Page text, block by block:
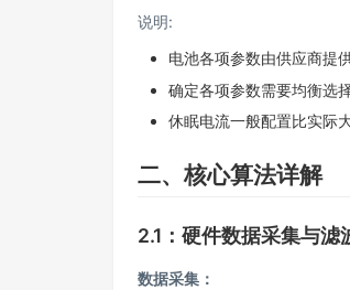
说明:
电池各项参数由供应商提
确定各项参数需要均衡选
休眠电流一般配置比实际
二、核心算法详解
2.1：硬件数据采集与滤
数据采集：